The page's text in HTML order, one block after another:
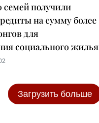
семей получили
на сумму более
для
социального жилья
Загрузить больше